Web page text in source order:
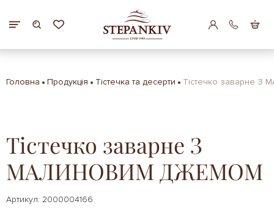
Головна Продукція Тістечка та десерти Тістечко заварне
Тістечко заварне З
МАЛИНОВИМ ДЖЕМОМ
Артикул: 2000004166